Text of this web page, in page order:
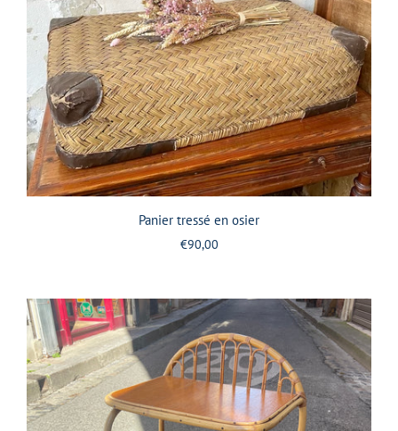
Panier tressé en osier
€90,00